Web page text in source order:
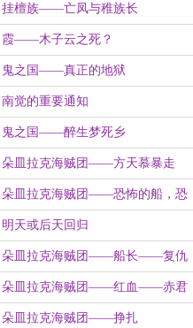
凤》（前）
挂檀族——亡凤与稚族长
霞——木子云之死？
鬼之国——真正的地狱
南觉的重要通知
鬼之国——醉生梦死乡
朵皿拉克海贼团——方天慕暴走
朵皿拉克海贼团——恐怖的船，恐
怖的灵魂
明天或后天回归
朵皿拉克海贼团——船长——复仇
者——小月
朵皿拉克海贼团——红血——赤君
朵皿拉克海贼团——挣扎